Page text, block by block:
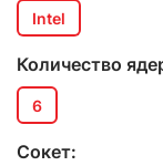
Intel
Количество
6
Сокет: